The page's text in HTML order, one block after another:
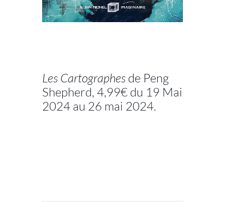
Les Cartographes de Peng
Shepherd, 4,99€ du 19 Mai
2024 au 26 mai 2024.